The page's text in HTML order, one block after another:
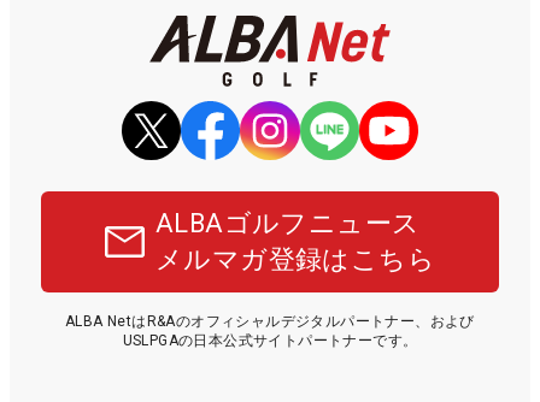
ALBAゴルフニュース
メルマガ登録はこちら
ALBA NetはR&Aのオフィシャルデジタルパートナー、および
USLPGAの日本公式サイトパートナーです。